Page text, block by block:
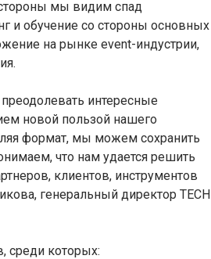
мы видим спад
и обучение со стороны основных
на рынке event-индустрии,
интересные
новой пользой нашего
формат, мы можем сохранить
что нам удается решить
клиентов, инструментов
генеральный директор TECH
среди которых: